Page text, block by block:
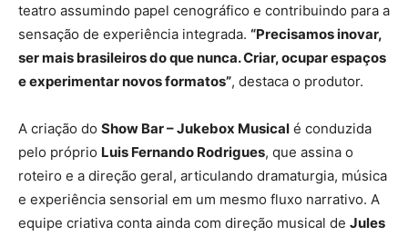
teatro assumindo papel cenográfico e contribuindo para a
sensação de experiência integrada. “Precisamos inovar,
ser mais brasileiros do que nunca. Criar, ocupar espaços
e experimentar novos formatos”, destaca o produtor.
A criação do Show Bar – Jukebox Musical é conduzida
pelo próprio Luis Fernando Rodrigues, que assina o
roteiro e a direção geral, articulando dramaturgia, música
e experiência sensorial em um mesmo fluxo narrativo. A
equipe criativa conta ainda com direção musical de Jules